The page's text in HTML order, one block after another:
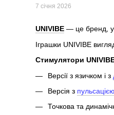
7 січня 2026
UNIVIBE — це бренд, у
Іграшки UNIVIBE
Стимулятори
Версії з язичком і з
Версія з пульсацією
Точкова та